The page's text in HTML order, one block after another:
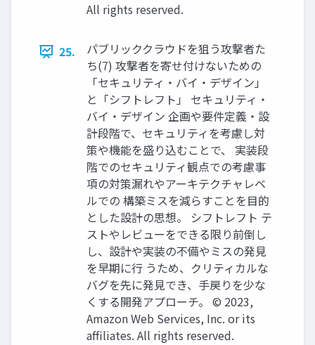
All rights reserved.
25.
パブリッククラウドを狙う攻撃者た
ち(7) 攻撃者を寄せ付けないための
「セキュリティ・バイ・デザイン」
と「シフトレフト」 セキュリティ・
バイ・デザイン 企画や要件定義・設
計段階で、セキュリティを考慮し対
策や機能を盛り込むことで、 実装段
階でのセキュリティ観点での考慮事
項の対策漏れやアーキテクチャレベ
ルでの 構築ミスを減らすことを目的
とした設計の思想。 シフトレフト テ
ストやレビューをできる限り前倒し
し、設計や実装の不備やミスの発見
を早期に行 うため、クリティカルな
バグを先に発見でき、手戻りを少な
くする開発アプローチ。 © 2023,
Amazon Web Services, Inc. or its
affiliates. All rights reserved.